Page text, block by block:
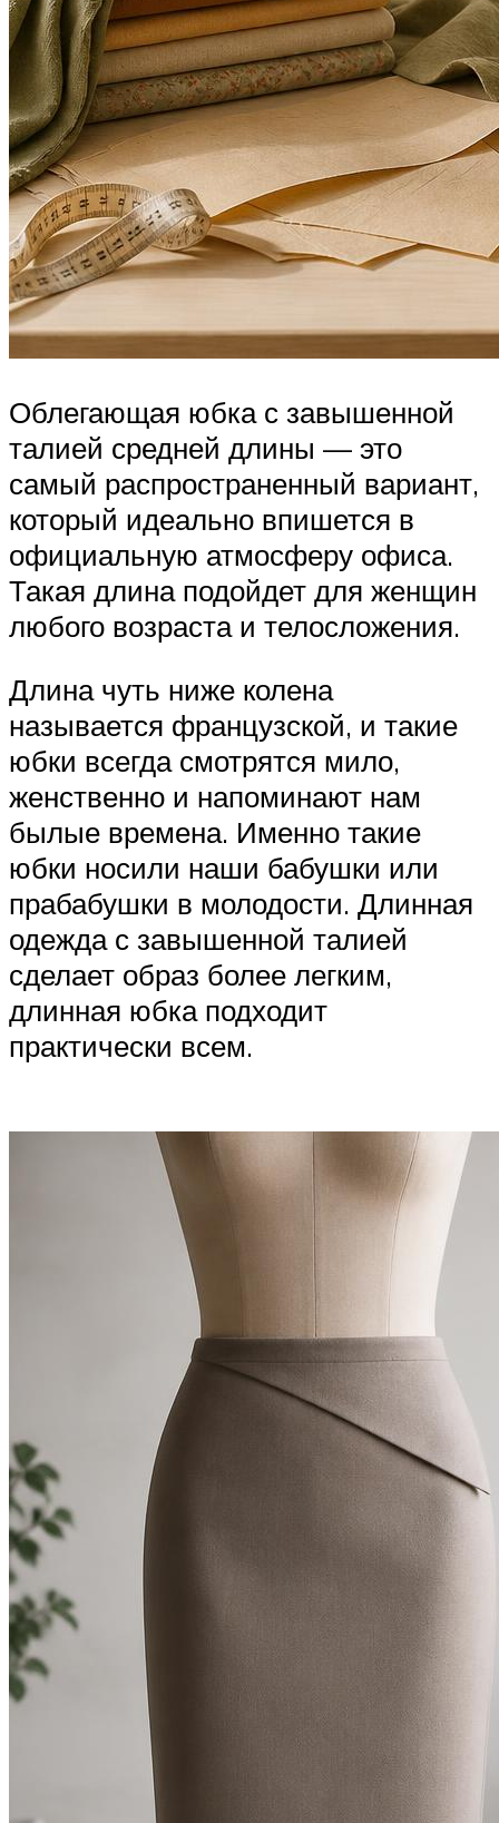
Облегающая юбка с завышенной
талией средней длины — это
самый распространенный вариант,
который идеально впишется в
официальную атмосферу офиса.
Такая длина подойдет для женщин
любого возраста и телосложения.
Длина чуть ниже колена
называется французской, и такие
юбки всегда смотрятся мило,
женственно и напоминают нам
былые времена. Именно такие
юбки носили наши бабушки или
прабабушки в молодости. Длинная
одежда с завышенной талией
сделает образ более легким,
длинная юбка подходит
практически всем.